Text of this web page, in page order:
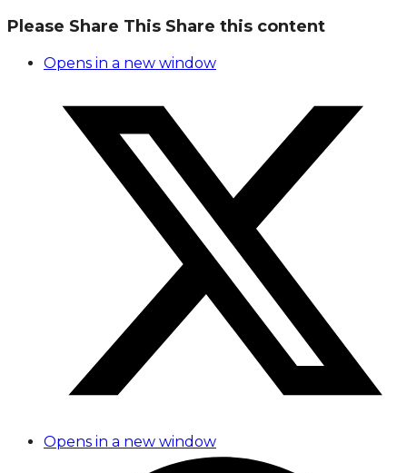
Please Share This Share this content
Opens in a new window
Opens in a new window